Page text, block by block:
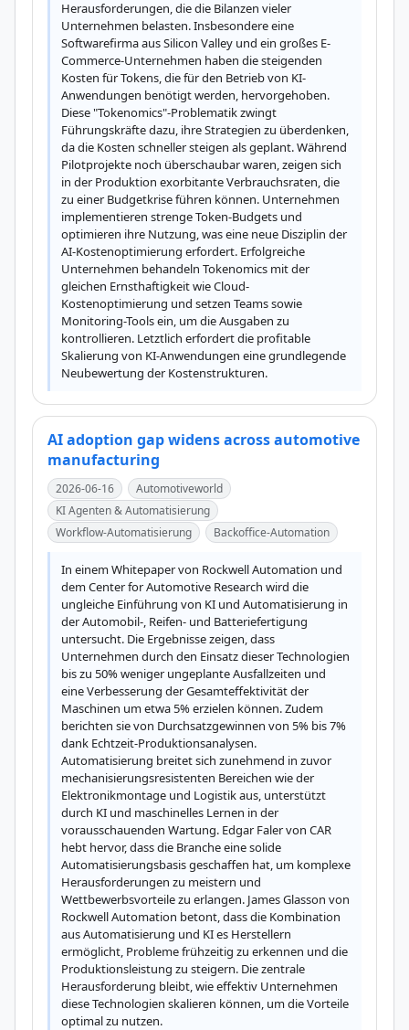
Herausforderungen, die die Bilanzen vieler
Unternehmen belasten. Insbesondere eine
Softwarefirma aus Silicon Valley und ein großes E-
Commerce-Unternehmen haben die steigenden
Kosten für Tokens, die für den Betrieb von KI-
Anwendungen benötigt werden, hervorgehoben.
Diese "Tokenomics"-Problematik zwingt
Führungskräfte dazu, ihre Strategien zu überdenken,
da die Kosten schneller steigen als geplant. Während
Pilotprojekte noch überschaubar waren, zeigen sich
in der Produktion exorbitante Verbrauchsraten, die
zu einer Budgetkrise führen können. Unternehmen
implementieren strenge Token-Budgets und
optimieren ihre Nutzung, was eine neue Disziplin der
AI-Kostenoptimierung erfordert. Erfolgreiche
Unternehmen behandeln Tokenomics mit der
gleichen Ernsthaftigkeit wie Cloud-
Kostenoptimierung und setzen Teams sowie
Monitoring-Tools ein, um die Ausgaben zu
kontrollieren. Letztlich erfordert die profitable
Skalierung von KI-Anwendungen eine grundlegende
Neubewertung der Kostenstrukturen.
AI adoption gap widens across automotive
manufacturing
2026-06-16
Automotiveworld
KI Agenten & Automatisierung
Workflow-Automatisierung
Backoffice-Automation
In einem Whitepaper von Rockwell Automation und
dem Center for Automotive Research wird die
ungleiche Einführung von KI und Automatisierung in
der Automobil-, Reifen- und Batteriefertigung
untersucht. Die Ergebnisse zeigen, dass
Unternehmen durch den Einsatz dieser Technologien
bis zu 50% weniger ungeplante Ausfallzeiten und
eine Verbesserung der Gesamteffektivität der
Maschinen um etwa 5% erzielen können. Zudem
berichten sie von Durchsatzgewinnen von 5% bis 7%
dank Echtzeit-Produktionsanalysen.
Automatisierung breitet sich zunehmend in zuvor
mechanisierungsresistenten Bereichen wie der
Elektronikmontage und Logistik aus, unterstützt
durch KI und maschinelles Lernen in der
vorausschauenden Wartung. Edgar Faler von CAR
hebt hervor, dass die Branche eine solide
Automatisierungsbasis geschaffen hat, um komplexe
Herausforderungen zu meistern und
Wettbewerbsvorteile zu erlangen. James Glasson von
Rockwell Automation betont, dass die Kombination
aus Automatisierung und KI es Herstellern
ermöglicht, Probleme frühzeitig zu erkennen und die
Produktionsleistung zu steigern. Die zentrale
Herausforderung bleibt, wie effektiv Unternehmen
diese Technologien skalieren können, um die Vorteile
optimal zu nutzen.